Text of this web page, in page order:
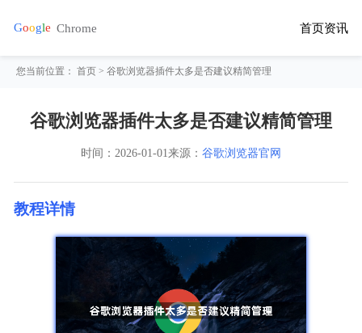
首页资讯
您当前位置：首页 > 谷歌浏览器插件太多是否建议精简管理
谷歌浏览器插件太多是否建议精简管理
时间： 2026-01-01来源： 谷歌浏览器官网
教程详情